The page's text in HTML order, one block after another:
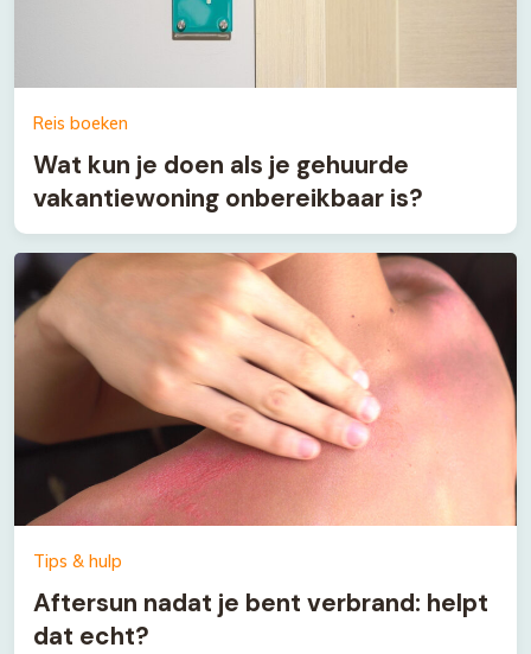
Reis boeken
Wat kun je doen als je gehuurde
vakantiewoning onbereikbaar is?
Tips & hulp
Aftersun nadat je bent verbrand: helpt
dat echt?